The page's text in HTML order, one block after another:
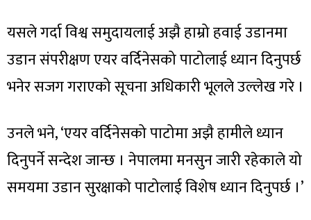
यसले गर्दा विश्व समुदायलाई अझै हाम्रो हवाई उडानमा
उडान संपरीक्षण एयर वर्दिनेसको पाटोलाई ध्यान दिनुपर्छ
भनेर सजग गराएको सूचना अधिकारी भूलले उल्लेख गरे ।
उनले भने, ‘एयर वर्दिनेसको पाटोमा अझै हामीले ध्यान
दिनुपर्ने सन्देश जान्छ । नेपालमा मनसुन जारी रहेकाले यो
समयमा उडान सुरक्षाको पाटोलाई विशेष ध्यान दिनुपर्छ ।’